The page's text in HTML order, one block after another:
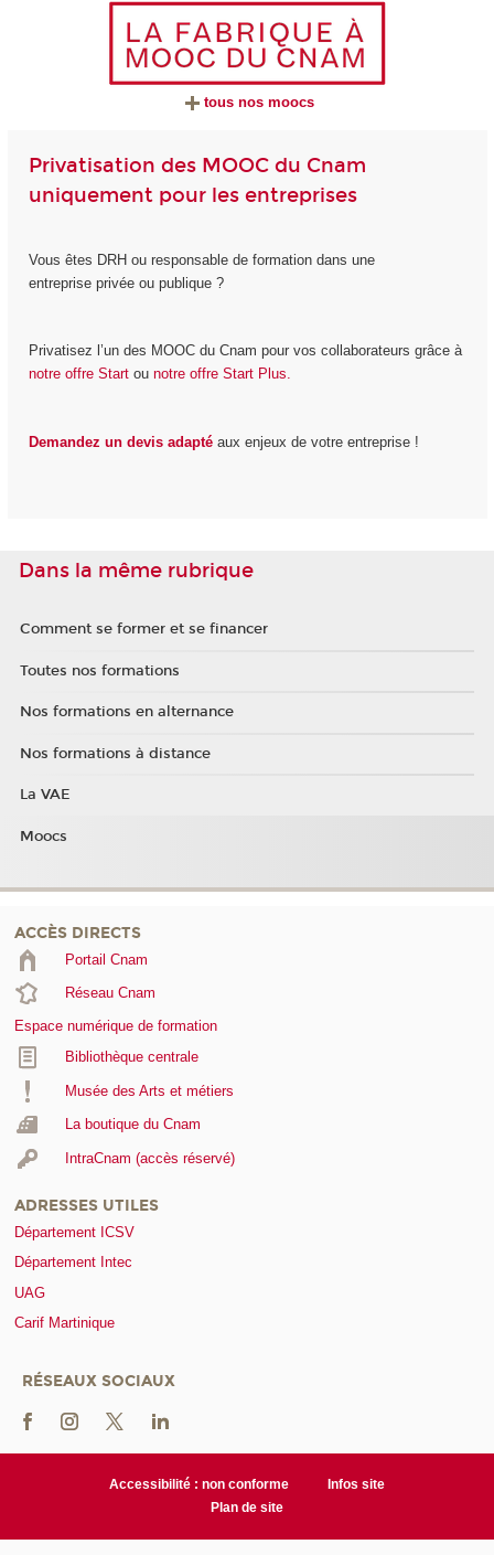
tous nos moocs
Privatisation des MOOC du Cnam
uniquement pour les entreprises
Vous êtes DRH ou responsable de formation dans une
entreprise privée ou publique ?
Privatisez l’un des MOOC du Cnam pour vos collaborateurs grâce à
notre offre Startou notre offre Start Plus.
Demandez un devis adaptéaux enjeux de votre entreprise !
Dans la même rubrique
Comment se former et se financer
Toutes nos formations
Nos formations en alternance
Nos formations à distance
La VAE
Moocs
ACCÈS DIRECTS
Portail Cnam
Réseau Cnam
Espace numérique de formation
Bibliothèque centrale
Musée des Arts et métiers
La boutique du Cnam
IntraCnam (accès réservé)
ADRESSES UTILES
Département ICSV
Département Intec
UAG
Carif Martinique
RÉSEAUX SOCIAUX
Accessibilité : non conforme
Infos site
Plan de site